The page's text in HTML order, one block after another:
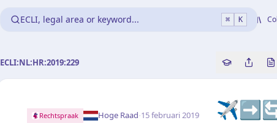
ECLI, legal area or keyword... ⌘ K
ECLI:NL:HR:2019:229 Copy source
Share
Rechtspraak Hoge Raad·15 februari 2019